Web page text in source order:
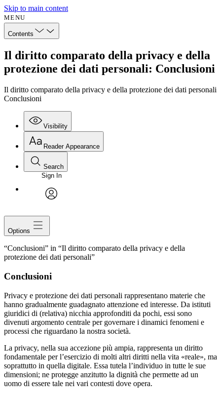
Skip to main content
MENU
Contents
Il diritto comparato della privacy e della
protezione dei dati personali: Conclusioni
Il diritto comparato della privacy e della protezione dei dati personali
Conclusioni
Visibility
Reader Appearance
Search
Sign In
Options
“Conclusioni” in “Il diritto comparato della privacy e della
protezione dei dati personali”
Conclusioni
Privacy e protezione dei dati personali rappresentano materie che
hanno gradualmente guadagnato attenzione ed interesse. Da istituti
giuridici di (relativa) nicchia approfonditi da pochi, essi sono
divenuti argomento centrale per governare i dinamici fenomeni e
processi che riguardano la nostra società.
La privacy, nella sua accezione più ampia, rappresenta un diritto
fondamentale per l’esercizio di molti altri diritti nella vita «reale», ma
soprattutto in quella digitale. Essa tutela l’individuo in tutte le sue
dimensioni; ne protegge anzitutto la dignità che permette ad un
uomo di essere tale nei vari contesti dove opera.